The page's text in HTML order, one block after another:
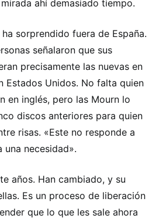
ahí demasiado tiempo.
sorprendido fuera de España.
señalaron que sus
precisamente las nuevas en
Estados Unidos. No falta quien
en inglés, pero las Mourn lo
discos anteriores para quien
risas. «Este no responde a
una necesidad».
años. Han cambiado, y su
Es un proceso de liberación
que lo que les sale ahora